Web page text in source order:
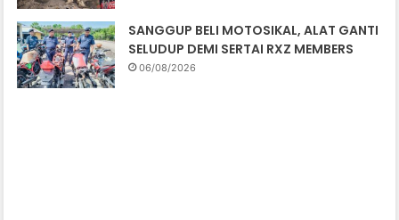
SANGGUP BELI MOTOSIKAL, ALAT GANTI
SELUDUP DEMI SERTAI RXZ MEMBERS
06/08/2026